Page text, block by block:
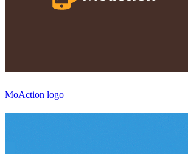
MoAction logo